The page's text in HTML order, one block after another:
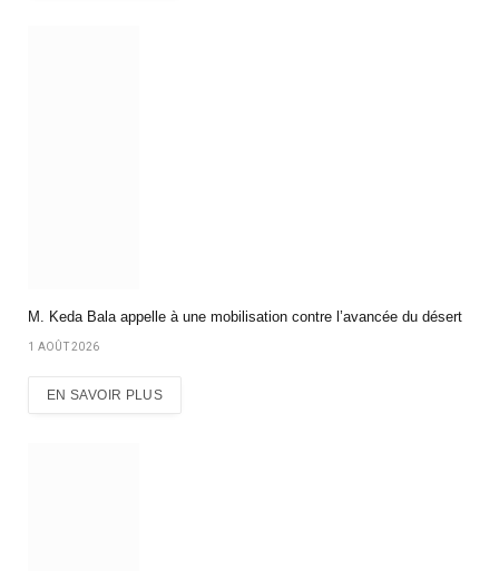
M. Keda Bala appelle à une mobilisation contre l’avancée du désert
1 AOÛT 2026
EN SAVOIR PLUS